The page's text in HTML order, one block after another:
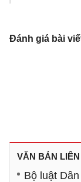
Đánh giá bài
VĂN BẢN
Bộ luật